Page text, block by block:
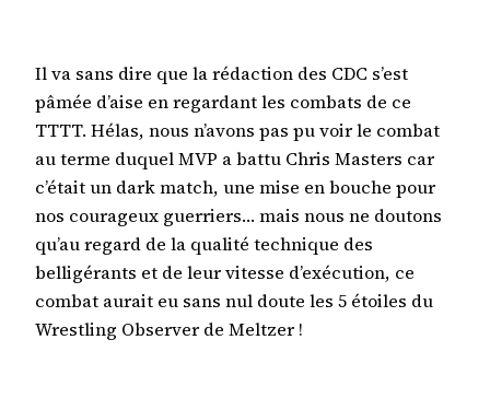
Il va sans dire que la rédaction des CDC s’est
pâmée d’aise en regardant les combats de ce
TTTT. Hélas, nous n’avons pas pu voir le combat
au terme duquel MVP a battu Chris Masters car
c’était un dark match, une mise en bouche pour
nos courageux guerriers… mais nous ne doutons
qu’au regard de la qualité technique des
belligérants et de leur vitesse d’exécution, ce
combat aurait eu sans nul doute les 5 étoiles du
Wrestling Observer de Meltzer !